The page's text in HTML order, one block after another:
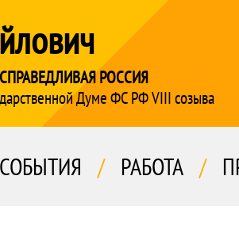
СПРАВЕДЛИВАЯ РОССИЯ
Думе ФС РФ VIII созыва
СОБЫТИЯ / РАБОТА /